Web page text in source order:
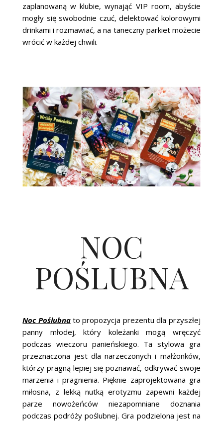
zaplanowaną w klubie, wynająć VIP room, abyście
mogły się swobodnie czuć, delektować kolorowymi
drinkami i rozmawiać, a na taneczny parkiet możecie
wrócić w każdej chwili.
NOC
POŚLUBNA
Noc Poślubnato propozycja prezentu dla przyszłej
panny młodej, który koleżanki mogą wręczyć
podczas wieczoru panieńskiego. Ta stylowa gra
przeznaczona jest dla narzeczonych i małżonków,
którzy pragną lepiej się poznawać, odkrywać swoje
marzenia i pragnienia. Pięknie zaprojektowana gra
miłosna, z lekką nutką erotyzmu zapewni każdej
parze nowożeńców niezapomniane doznania
podczas podróży poślubnej. Gra podzielona jest na